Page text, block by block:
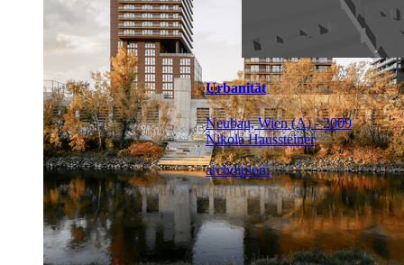
Urbanität
Neubau, Wien (A) - 2009
Nikola Haussteiner
archdiplom